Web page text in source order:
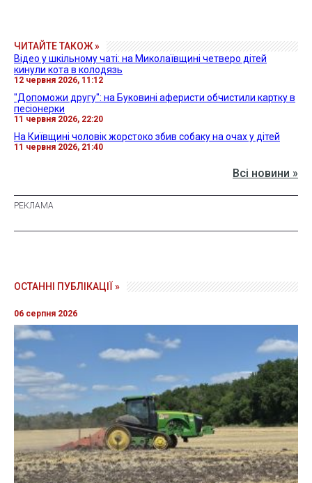
ЧИТАЙТЕ ТАКОЖ »
Відео у шкільному чаті: на Миколаївщині четверо дітей
кинули кота в колодязь
12 червня 2026, 11:12
"Допоможи другу": на Буковині аферисти обчистили картку в
песіонерки
11 червня 2026, 22:20
На Київщині чоловік жорстоко збив собаку на очах у дітей
11 червня 2026, 21:40
Всі новини »
ОСТАННІ ПУБЛІКАЦІЇ »
06 серпня 2026